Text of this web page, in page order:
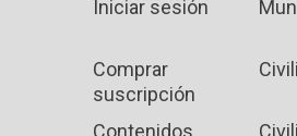
Iniciar sesión
Comprar
suscripción
Contenidos